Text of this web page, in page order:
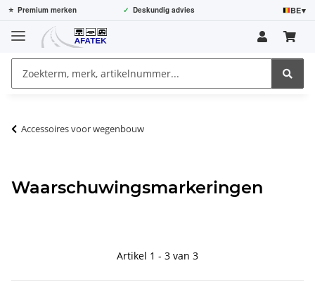
⭐ Premium merken ✓ Deskundig advies BE▾
Accessoires voor wegenbouw
Waarschuwingsmarkeringen
Artikel 1 - 3 van 3